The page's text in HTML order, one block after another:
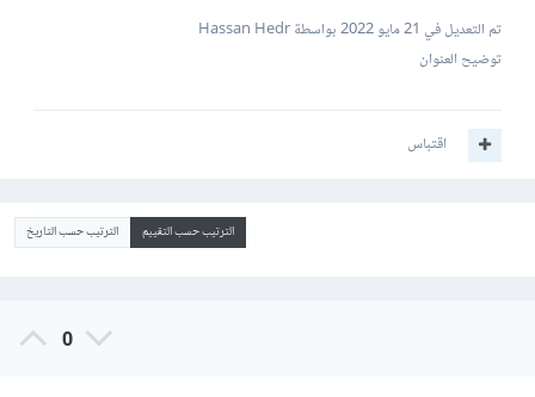
تم التعديل في 21 مايو 2022
بواسطة Hassan Hedr
توضيح العنوان
اقتباس
الترتيب حسب التقييم الترتيب حسب التاريخ
0